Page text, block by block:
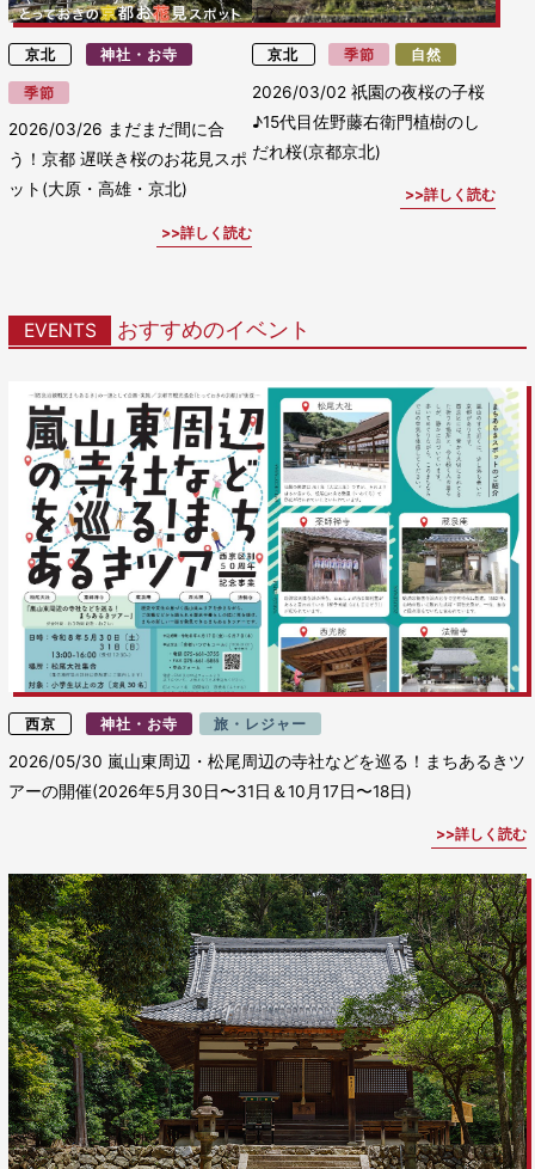
京北 神社・お寺
季節
2026/03/26 まだまだ間に合
う！京都 遅咲き桜のお花見スポ
ット(大原・高雄・京北)
詳しく読む
京北 季節 自然
2026/03/02 祇園の夜桜の子桜
♪15代目佐野藤右衛門植樹のし
だれ桜(京都京北)
詳しく読む
EVENTS おすすめのイベント
西京 神社・お寺 旅・レジャー
2026/05/30 嵐山東周辺・松尾周辺の寺社などを巡る！まちあるきツ
アーの開催(2026年5月30日〜31日＆10月17日〜18日)
詳しく読む